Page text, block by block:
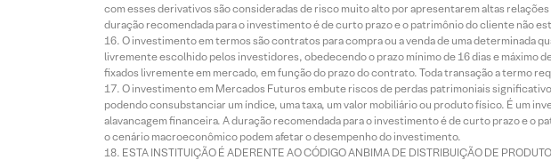
com esses derivativos são consideradas de risco muito alto por apresentarem altas
duração recomendada para o investimento é de curto prazo e o patrimônio do cliente não
O investimento em termos são contratos para compra ou a venda de uma determinada
livremente escolhido pelos investidores, obedecendo o prazo mínimo de 16 dias e máximo
fixados livremente em mercado, em função do prazo do contrato. Toda transação a termo
O investimento em Mercados Futuros embute riscos de perdas patrimoniais
podendo consubstanciar um índice, uma taxa, um valor mobiliário ou produto físico. É um
alavancagem financeira. A duração recomendada para o investimento é de curto prazo e
o cenário macroeconômico podem afetar o desempenho do investimento.
ESTA INSTITUIÇÃO É ADERENTE AO CÓDIGO ANBIMA DE DISTRIBUIÇÃO DE